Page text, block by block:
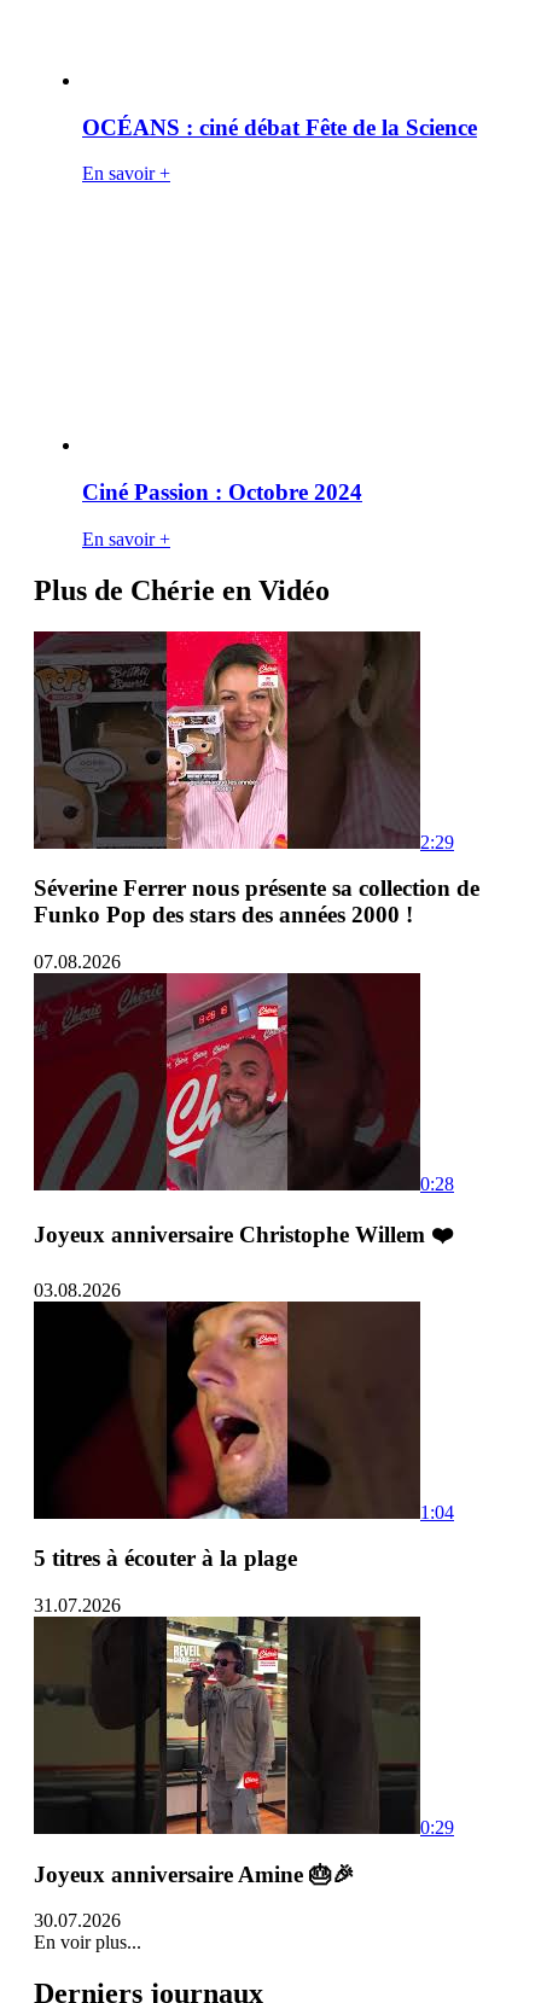
OCÉANS : ciné débat Fête de la Science
En savoir +
Ciné Passion : Octobre 2024
En savoir +
Plus de Chérie en Vidéo
2:29
Séverine Ferrer nous présente sa collection de
Funko Pop des stars des années 2000 !
07.08.2026
0:28
Joyeux anniversaire Christophe Willem ❤️
03.08.2026
1:04
5 titres à écouter à la plage
31.07.2026
0:29
Joyeux anniversaire Amine 🎂🎉
30.07.2026
En voir plus...
Derniers journaux